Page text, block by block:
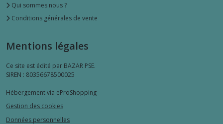
Qui sommes nous ?
Conditions générales de vente
Mentions légales
Ce site est édité par BAZAR PSE.
SIREN : 80356678500025
Hébergement via eProShopping
Gestion des cookies
Données personnelles